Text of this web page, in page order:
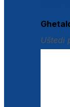
Uštedi